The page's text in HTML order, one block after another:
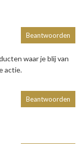
waar je blij van
actie.
Beantwoorden
Beantwoorden